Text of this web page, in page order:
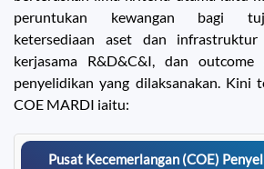
peruntukan kewangan bagi
ketersediaan aset dan infrastruktur
kerjasama R&D&C&I, dan
penyelidikan yang dilaksanakan. Kini
COE MARDI iaitu:
Pusat Kecemerlangan (COE)